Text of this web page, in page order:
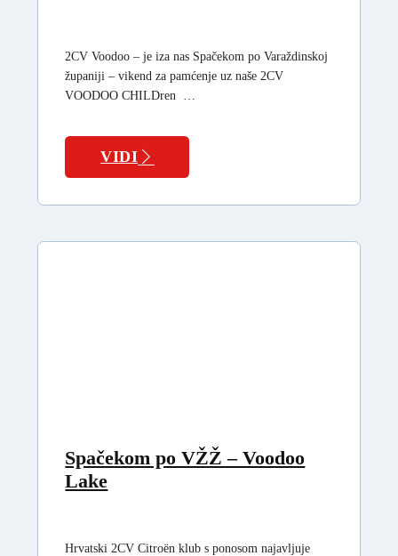
2CV Voodoo – je iza nas Spačekom po Varaždinskoj
županiji – vikend za pamćenje uz naše 2CV
VOODOO CHILDren …
VIDI
Spačekom po VŽŽ – Voodoo
Lake
Hrvatski 2CV Citroën klub s ponosom najavljuje